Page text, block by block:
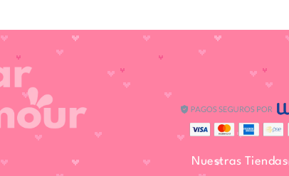
Nuestras Tiendas